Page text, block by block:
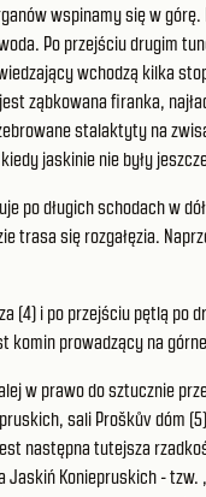
wspinamy się w
Po przejściu drugim
wchodzą kilka
ząbkowana firanka,
stalaktyty na
jaskinie nie były
po długich schodach w
trasa się rozgałęzia.
(4) i po przejściu pętlą po
komin prowadzący na
w prawo do sztucznie
sali Proškův dóm
następna tutejsza
Koniepruskich - tzw.